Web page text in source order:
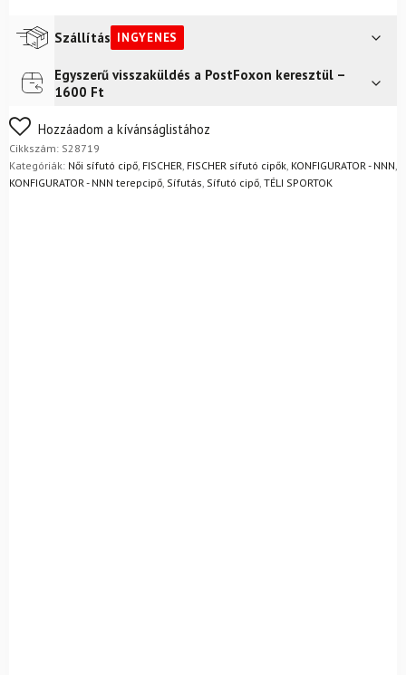
sífutócipő
NNN
mennyiség
Szállítás INGYENES
Futár a címreIngyenes
FoxPost
Egyszerű visszaküldés a PostFoxon keresztül –
1600 Ft
Nem biztos a választásában? Semmi gond – a terméket
egyszerűen visszaküldheti 14 napon belül, indoklás nélkül.
Mik a visszaküldés feltételei?
Hozzáadom a kívánságlistához
Cikkszám: S28719
Kategóriák: Női sífutó cipő FISCHER FISCHER sífutó cipők KONFIGURATOR - NNN
KONFIGURATOR - NNN terepcipő Sífutás Sífutó cipő TÉLI SPORTOK